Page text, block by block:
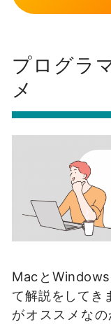
プログラ
メ
Macと
て解説をしてき
がオススメな